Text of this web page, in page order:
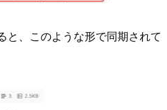
と、このような形で同期されて